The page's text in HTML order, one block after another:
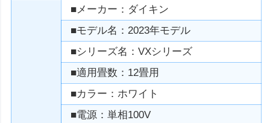
■メーカー：ダイキン
■モデル名：2023年モデル
■シリーズ名：VXシリーズ
■適用畳数：12畳用
■カラー：ホワイト
■電源：単相100V